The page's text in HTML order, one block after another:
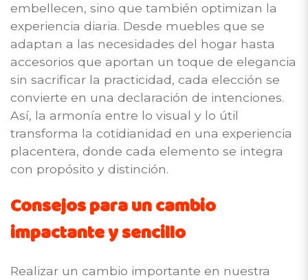
embellecen, sino que también optimizan la
experiencia diaria. Desde muebles que se
adaptan a las necesidades del hogar hasta
accesorios que aportan un toque de elegancia
sin sacrificar la practicidad, cada elección se
convierte en una declaración de intenciones.
Así, la armonía entre lo visual y lo útil
transforma la cotidianidad en una experiencia
placentera, donde cada elemento se integra
con propósito y distinción.
Consejos para un cambio
impactante y sencillo
Realizar un cambio importante en nuestra